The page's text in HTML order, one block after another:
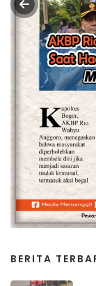
BERITA